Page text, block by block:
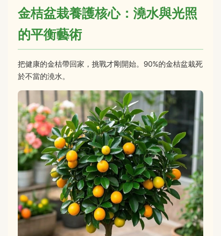
金桔盆栽養護核心：澆水與光照
的平衡藝術
把健康的金桔帶回家，挑戰才剛開始。90%的金桔盆栽死
於不當的澆水。